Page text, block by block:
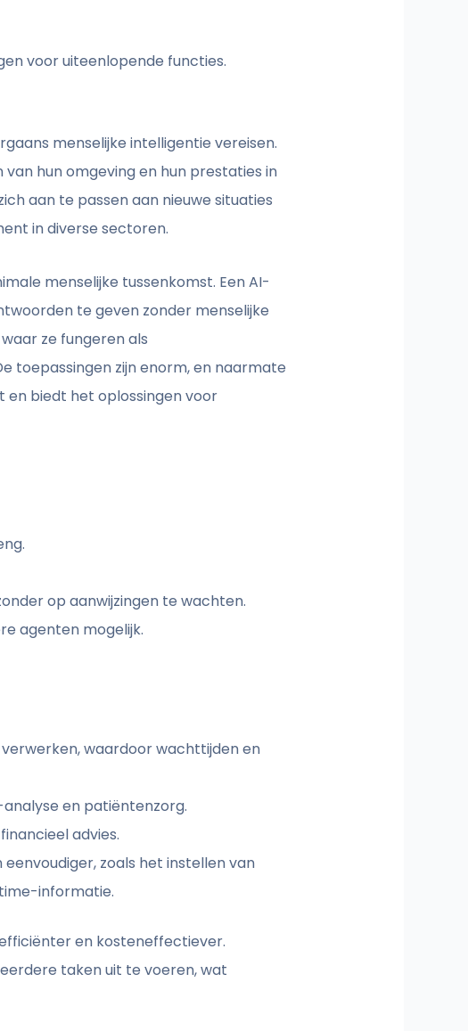
voor uiteenlopende functies.
menselijke intelligentie vereisen.
hun omgeving en hun prestaties in
aan te passen aan nieuwe situaties
in diverse sectoren.
menselijke tussenkomst. Een AI-
te geven zonder menselijke
ze fungeren als
toepassingen zijn enorm, en naarmate
en biedt het oplossingen voor
op aanwijzingen te wachten.
agenten mogelijk.
waardoor wachttijden en
en patiëntenzorg.
advies.
zoals het instellen van
informatie.
en kosteneffectiever.
taken uit te voeren, wat